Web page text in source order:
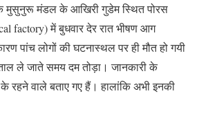
मुसुनुरू मंडल के आखिरी गुडेम स्थित पोरस
factory) में बुधवार देर रात भीषण आग
पांच लोगों की घटनास्थल पर ही मौत हो गयी
ले जाते समय दम तोड़ा। जानकारी के
रहने वाले बताए गए हैं। हालांकि अभी इनकी